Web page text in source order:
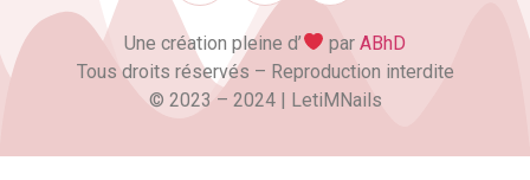
Une création pleine d’ par ABhD
Tous droits réservés – Reproduction interdite
©️ 2023 – 2024 | LetiMNails